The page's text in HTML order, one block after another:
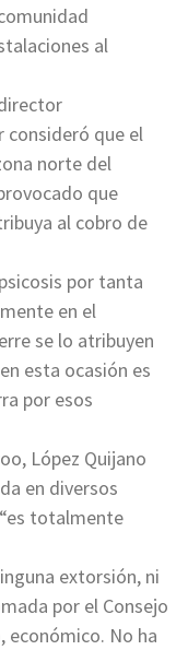
al
que el
norte del
que
al cobro de
por tanta
en el
se lo atribuyen
esta ocasión es
por esos
López Quijano
en diversos
totalmente
extorsión, ni
por el Consejo
No ha